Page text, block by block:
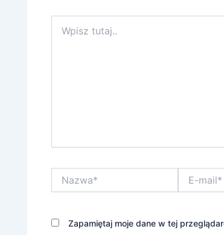
tutaj..
mail*
Zapamiętaj moje dane w tej